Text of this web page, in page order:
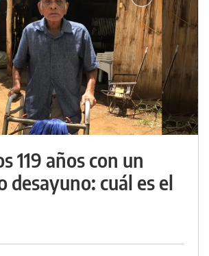
119 años con un
desayuno: cuál es el